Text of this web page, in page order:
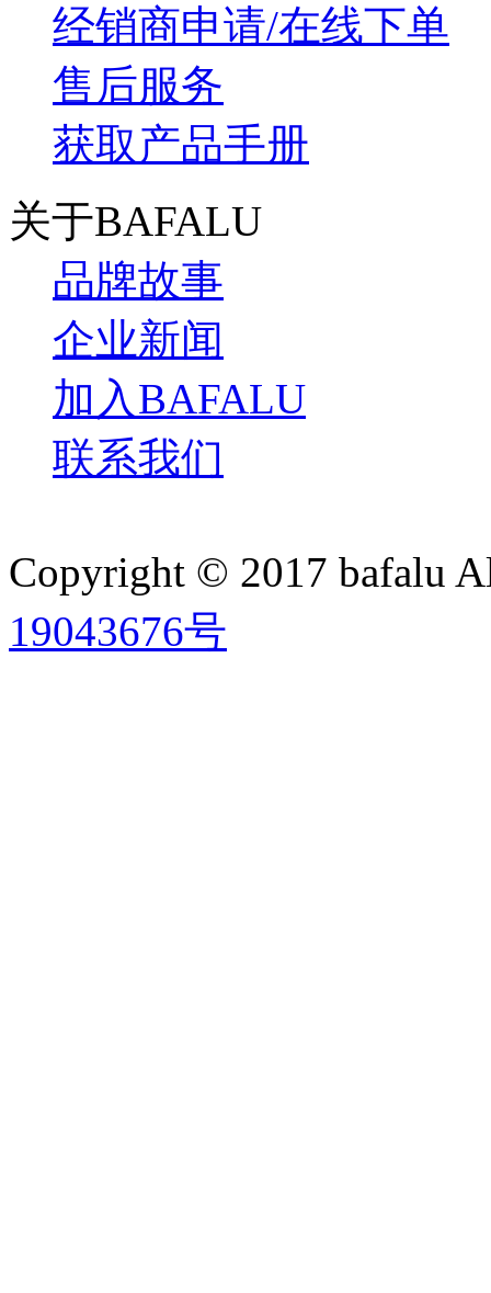
经销商申请/在线下单
售后服务
获取产品手册
关于BAFALU
品牌故事
企业新闻
加入BAFALU
联系我们
Copyright © 2017 bafalu
19043676号